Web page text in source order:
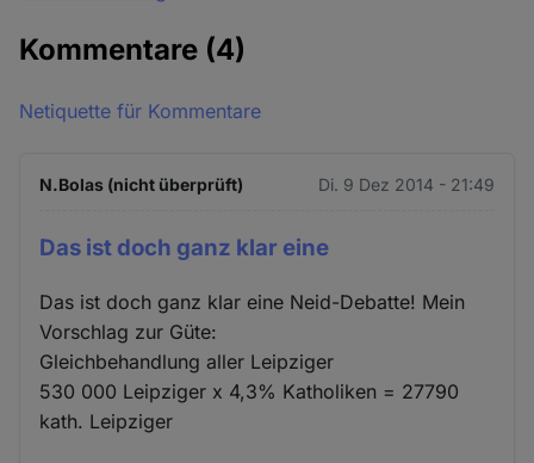
Kommentare (4)
Netiquette für Kommentare
N.Bolas (nicht überprüft) Di. 9 Dez 2014 - 21:49
Das ist doch ganz klar eine
Das ist doch ganz klar eine Neid-Debatte! Mein
Vorschlag zur Güte:
Gleichbehandlung aller Leipziger
530 000 Leipziger x 4,3% Katholiken = 27790
kath. Leipziger